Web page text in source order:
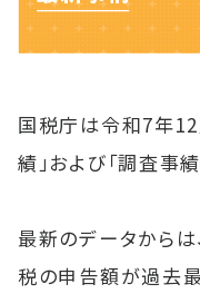
国税庁は令和7年12
績」および「調査事
最新のデータから
税の申告額が過去